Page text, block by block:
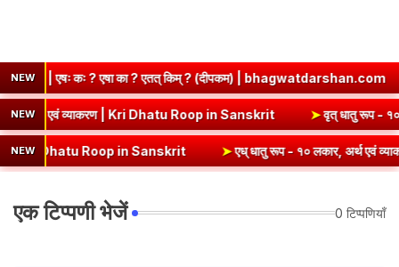
NEWका ? एतत् किम् ? (दीपकम) | bhagwatdarshan.com ➤Class 6
NEW - १० लकार, अर्थ एवं व्याकरण | Kri Dhatu Roop in Sanskrit ➤
NEWRoop in Sanskrit ➤एध् धातु रूप - १० लकार, अर्थ एवं व्याकरण |
एक टिप्पणी भेजें 0 टिप्पणियाँ